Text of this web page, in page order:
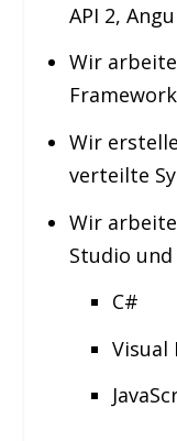
API 2,
Wir
Framework
Wir
verteilte
Wir
Studio
C#
Visual